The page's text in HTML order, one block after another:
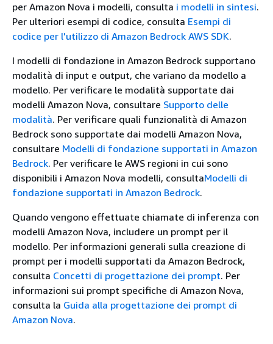
per Amazon Nova i modelli, consulta i modelli in sintesi.
Per ulteriori esempi di codice, consulta Esempi di
codice per l'utilizzo di Amazon Bedrock AWS SDK.
I modelli di fondazione in Amazon Bedrock supportano
modalità di input e output, che variano da modello a
modello. Per verificare le modalità supportate dai
modelli Amazon Nova, consultare Supporto delle
modalità. Per verificare quali funzionalità di Amazon
Bedrock sono supportate dai modelli Amazon Nova,
consultare Modelli di fondazione supportati in Amazon
Bedrock. Per verificare le AWS regioni in cui sono
disponibili i Amazon Nova modelli, consultaModelli di
fondazione supportati in Amazon Bedrock.
Quando vengono effettuate chiamate di inferenza con
modelli Amazon Nova, includere un prompt per il
modello. Per informazioni generali sulla creazione di
prompt per i modelli supportati da Amazon Bedrock,
consulta Concetti di progettazione dei prompt. Per
informazioni sui prompt specifiche di Amazon Nova,
consulta la Guida alla progettazione dei prompt di
Amazon Nova.